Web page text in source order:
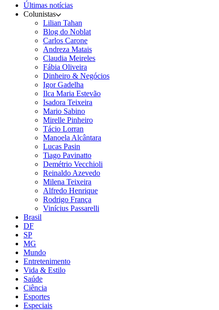
Últimas notícias
Colunistas
Lilian Tahan
Blog do Noblat
Carlos Carone
Andreza Matais
Claudia Meireles
Fábia Oliveira
Dinheiro & Negócios
Igor Gadelha
Ilca Maria Estevão
Isadora Teixeira
Mario Sabino
Mirelle Pinheiro
Tácio Lorran
Manoela Alcântara
Lucas Pasin
Tiago Pavinatto
Demétrio Vecchioli
Reinaldo Azevedo
Milena Teixeira
Alfredo Henrique
Rodrigo França
Vinícius Passarelli
Brasil
DF
SP
MG
Mundo
Entretenimento
Vida & Estilo
Saúde
Ciência
Esportes
Especiais